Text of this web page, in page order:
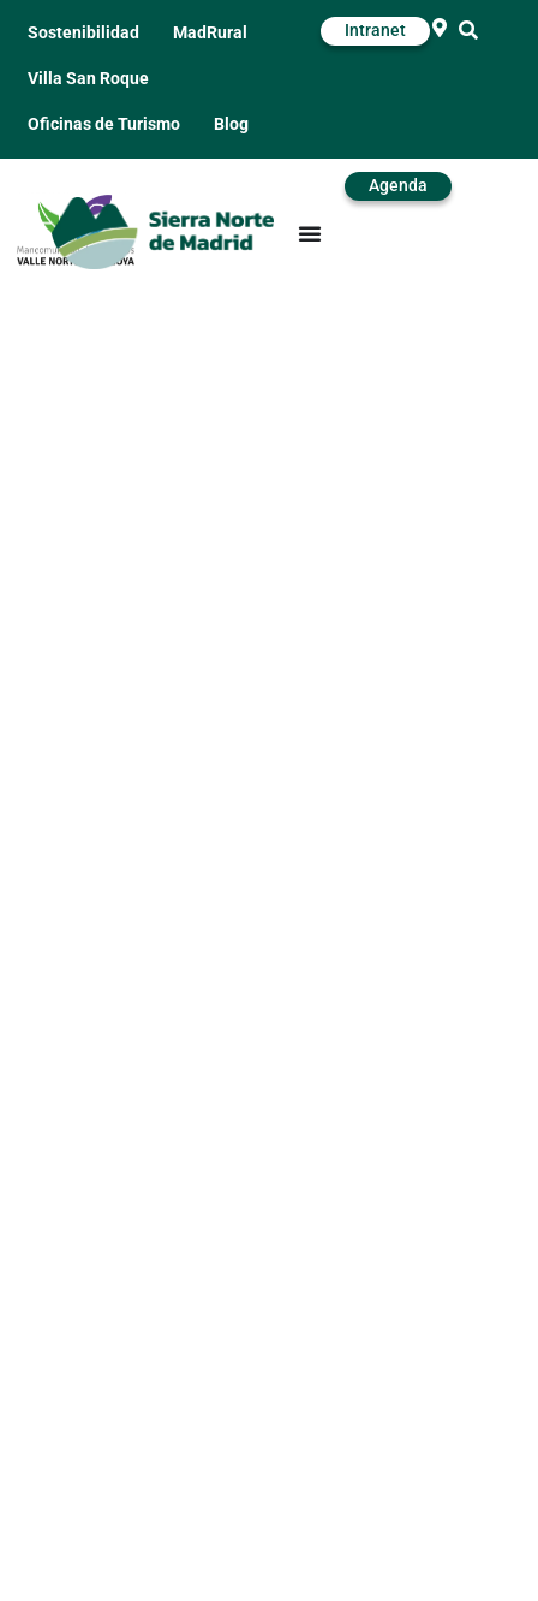
Sostenibilidad MadRural
Villa San Roque
Oficinas de Turismo Blog
Intranet
Agenda